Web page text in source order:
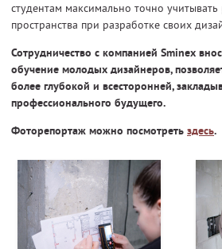
студентам максимально точно
пространства при разработке своих
Сотрудничество с компанией Sminex
обучение молодых дизайнеров,
более глубокой и всесторонней,
профессионального будущего.
Фоторепортаж можно посмотреть здесь.